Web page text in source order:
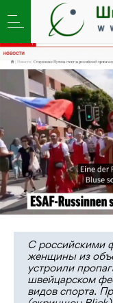
Новости,
провокация
С российскими
женщины из
устроили
швейцарском
видов спорта.